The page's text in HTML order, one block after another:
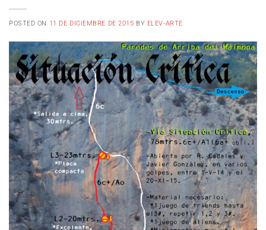
POSTED ON 11 DE DICIEMBRE DE 2015 BY ELEV-ARTE